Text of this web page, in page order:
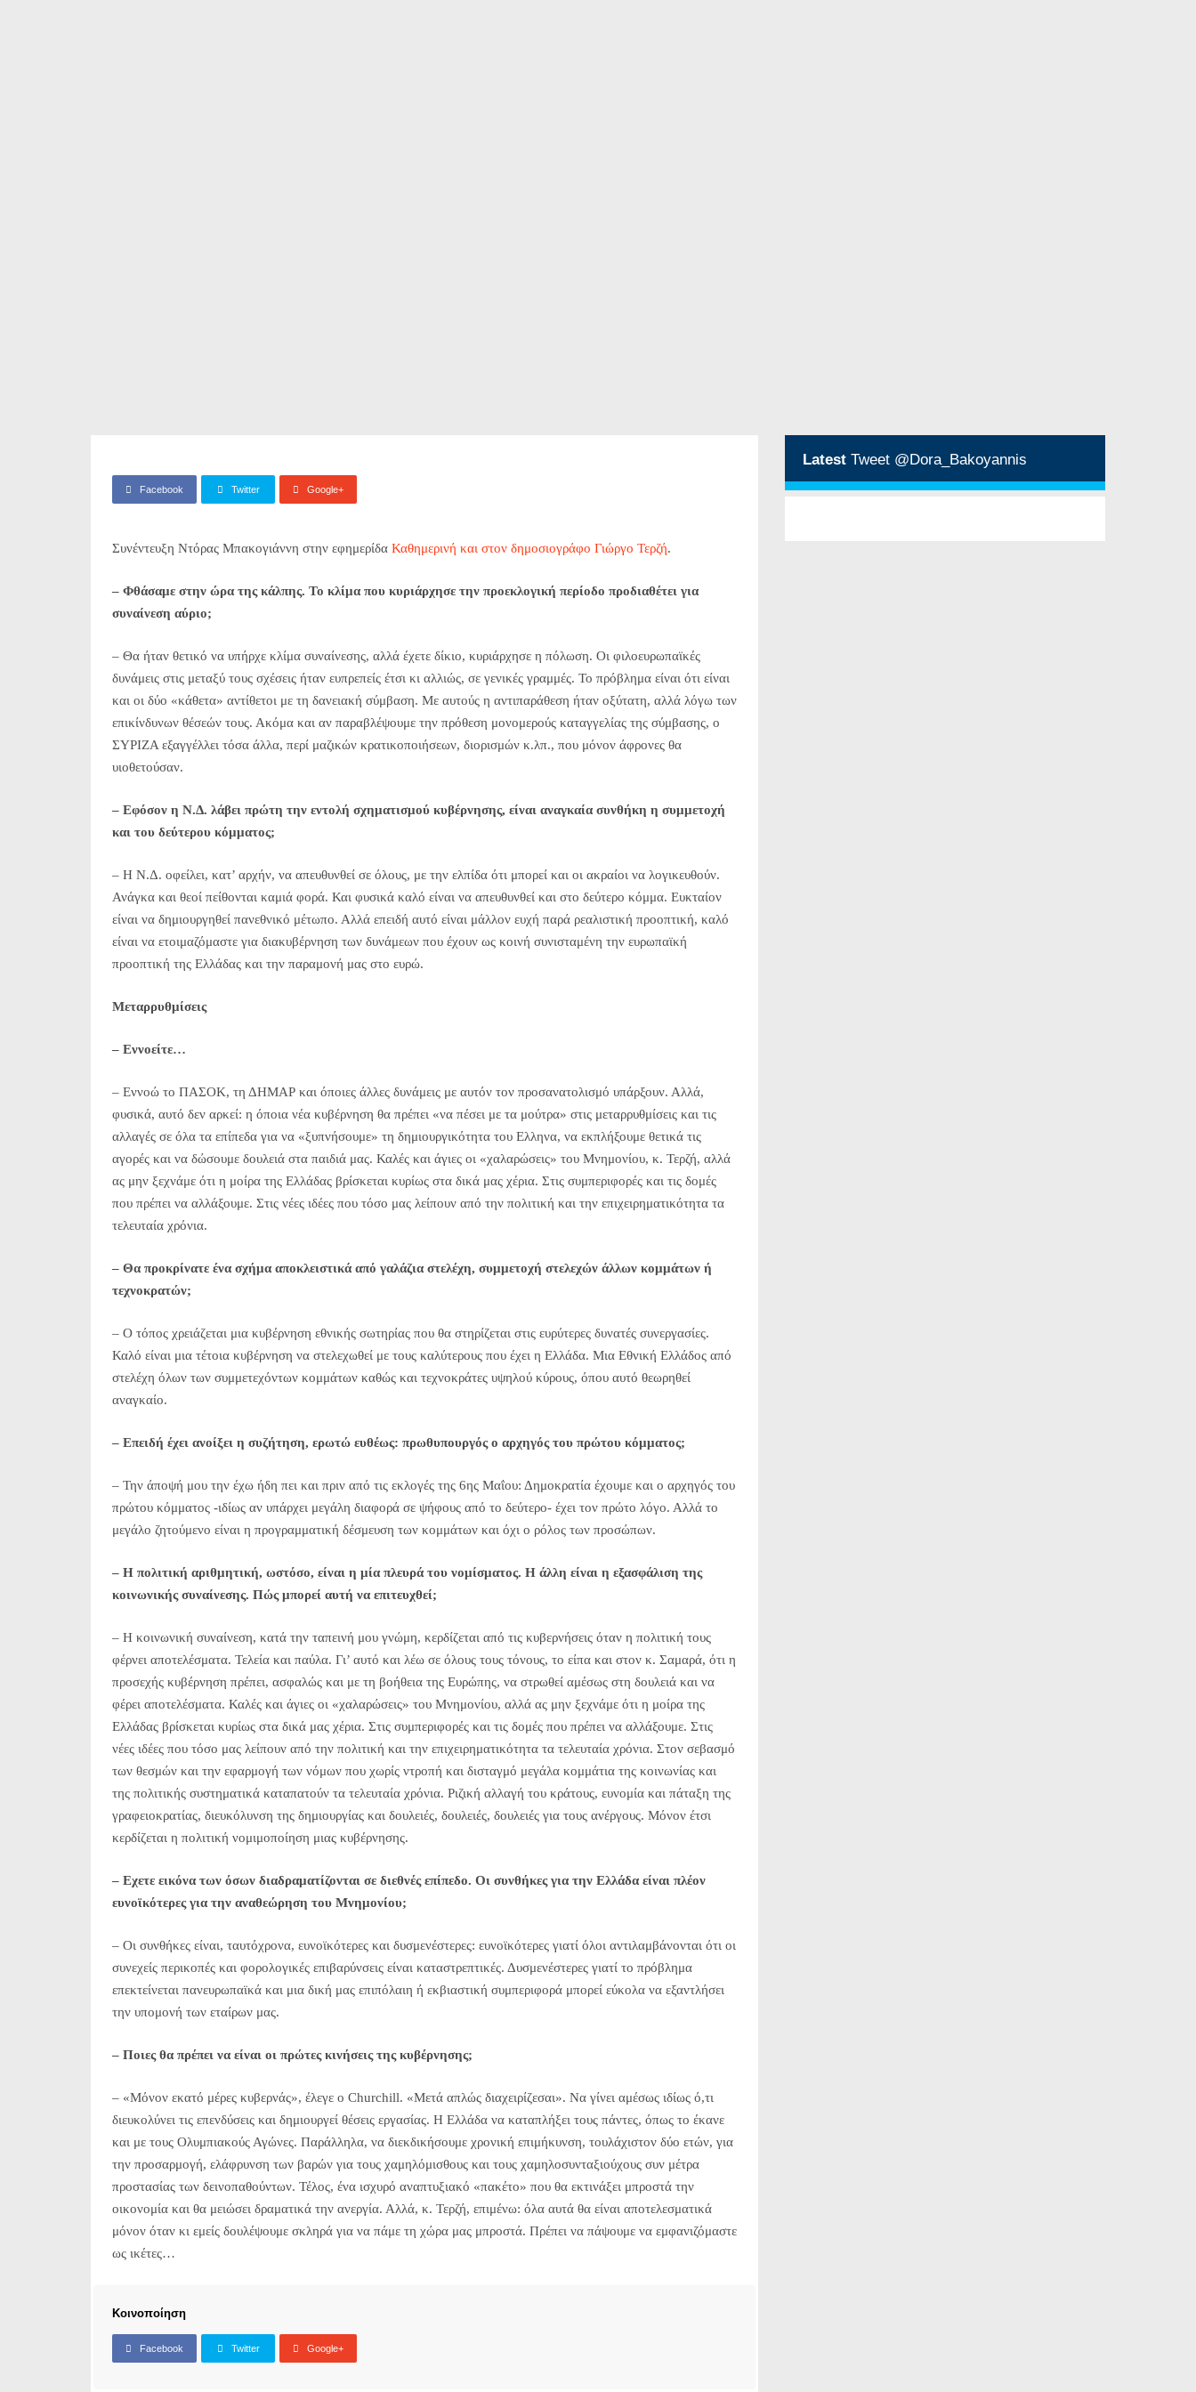
Facebook Twitter Google+
Συνέντευξη Ντόρας Μπακογιάννη στην εφημερίδα Καθημερινή και στον δημοσιογράφο Γιώργο Τερζή.
– Φθάσαμε στην ώρα της κάλπης. Το κλίμα που κυριάρχησε την προεκλογική περίοδο προδιαθέτει για
συναίνεση αύριο;
– Θα ήταν θετικό να υπήρχε κλίμα συναίνεσης, αλλά έχετε δίκιο, κυριάρχησε η πόλωση. Οι φιλοευρωπαϊκές
δυνάμεις στις μεταξύ τους σχέσεις ήταν ευπρεπείς έτσι κι αλλιώς, σε γενικές γραμμές. Το πρόβλημα είναι ότι είναι
και οι δύο «κάθετα» αντίθετοι με τη δανειακή σύμβαση. Με αυτούς η αντιπαράθεση ήταν οξύτατη, αλλά λόγω των
επικίνδυνων θέσεών τους. Ακόμα και αν παραβλέψουμε την πρόθεση μονομερούς καταγγελίας της σύμβασης, ο
ΣΥΡΙΖΑ εξαγγέλλει τόσα άλλα, περί μαζικών κρατικοποιήσεων, διορισμών κ.λπ., που μόνον άφρονες θα
υιοθετούσαν.
– Εφόσον η Ν.Δ. λάβει πρώτη την εντολή σχηματισμού κυβέρνησης, είναι αναγκαία συνθήκη η συμμετοχή
και του δεύτερου κόμματος;
– Η Ν.Δ. οφείλει, κατ’ αρχήν, να απευθυνθεί σε όλους, με την ελπίδα ότι μπορεί και οι ακραίοι να λογικευθούν.
Ανάγκα και θεοί πείθονται καμιά φορά. Και φυσικά καλό είναι να απευθυνθεί και στο δεύτερο κόμμα. Ευκταίον
είναι να δημιουργηθεί πανεθνικό μέτωπο. Αλλά επειδή αυτό είναι μάλλον ευχή παρά ρεαλιστική προοπτική, καλό
είναι να ετοιμαζόμαστε για διακυβέρνηση των δυνάμεων που έχουν ως κοινή συνισταμένη την ευρωπαϊκή
προοπτική της Ελλάδας και την παραμονή μας στο ευρώ.
Μεταρρυθμίσεις
– Εννοείτε…
– Εννοώ το ΠΑΣΟΚ, τη ΔΗΜΑΡ και όποιες άλλες δυνάμεις με αυτόν τον προσανατολισμό υπάρξουν. Αλλά,
φυσικά, αυτό δεν αρκεί: η όποια νέα κυβέρνηση θα πρέπει «να πέσει με τα μούτρα» στις μεταρρυθμίσεις και τις
αλλαγές σε όλα τα επίπεδα για να «ξυπνήσουμε» τη δημιουργικότητα του Ελληνα, να εκπλήξουμε θετικά τις
αγορές και να δώσουμε δουλειά στα παιδιά μας. Καλές και άγιες οι «χαλαρώσεις» του Μνημονίου, κ. Τερζή, αλλά
ας μην ξεχνάμε ότι η μοίρα της Ελλάδας βρίσκεται κυρίως στα δικά μας χέρια. Στις συμπεριφορές και τις δομές
που πρέπει να αλλάξουμε. Στις νέες ιδέες που τόσο μας λείπουν από την πολιτική και την επιχειρηματικότητα τα
τελευταία χρόνια.
– Θα προκρίνατε ένα σχήμα αποκλειστικά από γαλάζια στελέχη, συμμετοχή στελεχών άλλων κομμάτων ή
τεχνοκρατών;
– Ο τόπος χρειάζεται μια κυβέρνηση εθνικής σωτηρίας που θα στηρίζεται στις ευρύτερες δυνατές συνεργασίες.
Καλό είναι μια τέτοια κυβέρνηση να στελεχωθεί με τους καλύτερους που έχει η Ελλάδα. Μια Εθνική Ελλάδος από
στελέχη όλων των συμμετεχόντων κομμάτων καθώς και τεχνοκράτες υψηλού κύρους, όπου αυτό θεωρηθεί
αναγκαίο.
– Επειδή έχει ανοίξει η συζήτηση, ερωτώ ευθέως: πρωθυπουργός ο αρχηγός του πρώτου κόμματος;
– Την άποψή μου την έχω ήδη πει και πριν από τις εκλογές της 6ης Μαΐου: Δημοκρατία έχουμε και ο αρχηγός του
πρώτου κόμματος -ιδίως αν υπάρχει μεγάλη διαφορά σε ψήφους από το δεύτερο- έχει τον πρώτο λόγο. Αλλά το
μεγάλο ζητούμενο είναι η προγραμματική δέσμευση των κομμάτων και όχι ο ρόλος των προσώπων.
– Η πολιτική αριθμητική, ωστόσο, είναι η μία πλευρά του νομίσματος. Η άλλη είναι η εξασφάλιση της
κοινωνικής συναίνεσης. Πώς μπορεί αυτή να επιτευχθεί;
– Η κοινωνική συναίνεση, κατά την ταπεινή μου γνώμη, κερδίζεται από τις κυβερνήσεις όταν η πολιτική τους
φέρνει αποτελέσματα. Τελεία και παύλα. Γι’ αυτό και λέω σε όλους τους τόνους, το είπα και στον κ. Σαμαρά, ότι η
προσεχής κυβέρνηση πρέπει, ασφαλώς και με τη βοήθεια της Ευρώπης, να στρωθεί αμέσως στη δουλειά και να
φέρει αποτελέσματα. Καλές και άγιες οι «χαλαρώσεις» του Μνημονίου, αλλά ας μην ξεχνάμε ότι η μοίρα της
Ελλάδας βρίσκεται κυρίως στα δικά μας χέρια. Στις συμπεριφορές και τις δομές που πρέπει να αλλάξουμε. Στις
νέες ιδέες που τόσο μας λείπουν από την πολιτική και την επιχειρηματικότητα τα τελευταία χρόνια. Στον σεβασμό
των θεσμών και την εφαρμογή των νόμων που χωρίς ντροπή και δισταγμό μεγάλα κομμάτια της κοινωνίας και
της πολιτικής συστηματικά καταπατούν τα τελευταία χρόνια. Ριζική αλλαγή του κράτους, ευνομία και πάταξη της
γραφειοκρατίας, διευκόλυνση της δημιουργίας και δουλειές, δουλειές, δουλειές για τους ανέργους. Μόνον έτσι
κερδίζεται η πολιτική νομιμοποίηση μιας κυβέρνησης.
– Εχετε εικόνα των όσων διαδραματίζονται σε διεθνές επίπεδο. Οι συνθήκες για την Ελλάδα είναι πλέον
ευνοϊκότερες για την αναθεώρηση του Μνημονίου;
– Οι συνθήκες είναι, ταυτόχρονα, ευνοϊκότερες και δυσμενέστερες: ευνοϊκότερες γιατί όλοι αντιλαμβάνονται ότι οι
συνεχείς περικοπές και φορολογικές επιβαρύνσεις είναι καταστρεπτικές. Δυσμενέστερες γιατί το πρόβλημα
επεκτείνεται πανευρωπαϊκά και μια δική μας επιπόλαιη ή εκβιαστική συμπεριφορά μπορεί εύκολα να εξαντλήσει
την υπομονή των εταίρων μας.
– Ποιες θα πρέπει να είναι οι πρώτες κινήσεις της κυβέρνησης;
– «Μόνον εκατό μέρες κυβερνάς», έλεγε ο Churchill. «Μετά απλώς διαχειρίζεσαι». Να γίνει αμέσως ιδίως ό,τι
διευκολύνει τις επενδύσεις και δημιουργεί θέσεις εργασίας. Η Ελλάδα να καταπλήξει τους πάντες, όπως το έκανε
και με τους Ολυμπιακούς Αγώνες. Παράλληλα, να διεκδικήσουμε χρονική επιμήκυνση, τουλάχιστον δύο ετών, για
την προσαρμογή, ελάφρυνση των βαρών για τους χαμηλόμισθους και τους χαμηλοσυνταξιούχους συν μέτρα
προστασίας των δεινοπαθούντων. Τέλος, ένα ισχυρό αναπτυξιακό «πακέτο» που θα εκτινάξει μπροστά την
οικονομία και θα μειώσει δραματικά την ανεργία. Αλλά, κ. Τερζή, επιμένω: όλα αυτά θα είναι αποτελεσματικά
μόνον όταν κι εμείς δουλέψουμε σκληρά για να πάμε τη χώρα μας μπροστά. Πρέπει να πάψουμε να εμφανιζόμαστε
ως ικέτες…
Κοινοποίηση
Facebook Twitter Google+
Latest Tweet @Dora_Bakoyannis